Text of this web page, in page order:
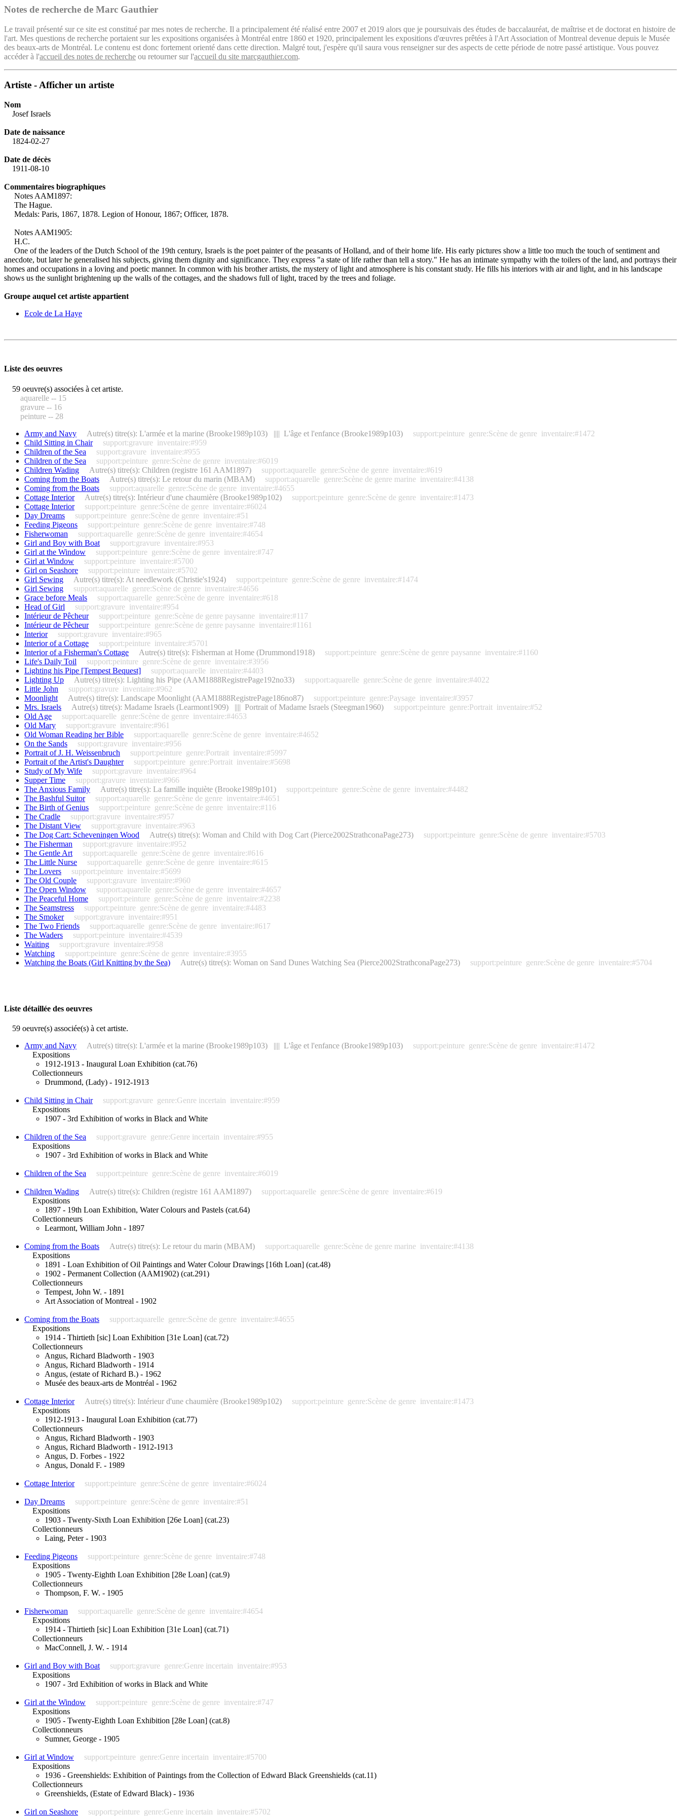
Notes de recherche de Marc Gauthier
Le travail présenté sur ce site est constitué par mes notes de recherche. Il a principalement été réalisé entre 2007 et 2019 alors que je poursuivais des études de baccalauréat, de maîtrise et de doctorat en histoire de
l'art. Mes questions de recherche portaient sur les expositions organisées à Montréal entre 1860 et 1920, principalement les expositions d'œuvres prêtées à l'Art Association of Montreal devenue depuis le Musée
des beaux-arts de Montréal. Le contenu est donc fortement orienté dans cette direction. Malgré tout, j'espère qu'il saura vous renseigner sur des aspects de cette période de notre passé artistique. Vous pouvez
accéder à l'accueil des notes de recherche ou retourner sur l'accueil du site marcgauthier.com.
Artiste - Afficher un artiste
Nom
Josef Israels
Date de naissance
1824-02-27
Date de décès
1911-08-10
Commentaires biographiques
Notes AAM1897:
The Hague.
Medals: Paris, 1867, 1878. Legion of Honour, 1867; Officer, 1878.
Notes AAM1905:
H.C.
One of the leaders of the Dutch School of the 19th century, Israels is the poet painter of the peasants of Holland, and of their home life. His early pictures show a little too much the touch of sentiment and
anecdote, but later he generalised his subjects, giving them dignity and significance. They express "a state of life rather than tell a story." He has an intimate sympathy with the toilers of the land, and portrays their
homes and occupations in a loving and poetic manner. In common with his brother artists, the mystery of light and atmosphere is his constant study. He fills his interiors with air and light, and in his landscape
shows us the sunlight brightening up the walls of the cottages, and the shadows full of light, traced by the trees and foliage.
Groupe auquel cet artiste appartient
Ecole de La Haye
Liste des oeuvres
59 oeuvre(s) associées à cet artiste.
aquarelle -- 15
gravure -- 16
peinture -- 28
Army and Navy
Autre(s) titre(s): L'armée et la marine (Brooke1989p103) |||| L'âge et l'enfance (Brooke1989p103) support:peinture genre:Scène de genre inventaire:#1472
Child Sitting in Chair
support:gravure inventaire:#959
Children of the Sea
support:gravure inventaire:#955
Children of the Sea
support:peinture genre:Scène de genre inventaire:#6019
Children Wading
Autre(s) titre(s): Children (registre 161 AAM1897) support:aquarelle genre:Scène de genre inventaire:#619
Coming from the Boats
Autre(s) titre(s): Le retour du marin (MBAM) support:aquarelle genre:Scène de genre marine inventaire:#4138
Coming from the Boats
support:aquarelle genre:Scène de genre inventaire:#4655
Cottage Interior
Autre(s) titre(s): Intérieur d'une chaumière (Brooke1989p102) support:peinture genre:Scène de genre inventaire:#1473
Cottage Interior
support:peinture genre:Scène de genre inventaire:#6024
Day Dreams
support:peinture genre:Scène de genre inventaire:#51
Feeding Pigeons
support:peinture genre:Scène de genre inventaire:#748
Fisherwoman
support:aquarelle genre:Scène de genre inventaire:#4654
Girl and Boy with Boat
support:gravure inventaire:#953
Girl at the Window
support:peinture genre:Scène de genre inventaire:#747
Girl at Window
support:peinture inventaire:#5700
Girl on Seashore
support:peinture inventaire:#5702
Girl Sewing
Autre(s) titre(s): At needlework (Christie's1924) support:peinture genre:Scène de genre inventaire:#1474
Girl Sewing
support:aquarelle genre:Scène de genre inventaire:#4656
Grace before Meals
support:aquarelle genre:Scène de genre inventaire:#618
Head of Girl
support:gravure inventaire:#954
Intérieur de Pêcheur
support:peinture genre:Scène de genre paysanne inventaire:#117
Intérieur de Pêcheur
support:peinture genre:Scène de genre paysanne inventaire:#1161
Interior
support:gravure inventaire:#965
Interior of a Cottage
support:peinture inventaire:#5701
Interior of a Fisherman's Cottage
Autre(s) titre(s): Fisherman at Home (Drummond1918) support:peinture genre:Scène de genre paysanne inventaire:#1160
Life's Daily Toil
support:peinture genre:Scène de genre inventaire:#3956
Lighting his Pipe [Tempest Bequest]
support:aquarelle inventaire:#4403
Lighting Up
Autre(s) titre(s): Lighting his Pipe (AAM1888RegistrePage192no33) support:aquarelle genre:Scène de genre inventaire:#4022
Little John
support:gravure inventaire:#962
Moonlight
Autre(s) titre(s): Landscape Moonlight (AAM1888RegistrePage186no87) support:peinture genre:Paysage inventaire:#3957
Mrs. Israels
Autre(s) titre(s): Madame Israels (Learmont1909) |||| Portrait of Madame Israels (Steegman1960) support:peinture genre:Portrait inventaire:#52
Old Age
support:aquarelle genre:Scène de genre inventaire:#4653
Old Mary
support:gravure inventaire:#961
Old Woman Reading her Bible
support:aquarelle genre:Scène de genre inventaire:#4652
On the Sands
support:gravure inventaire:#956
Portrait of J. H. Weissenbruch
support:peinture genre:Portrait inventaire:#5997
Portrait of the Artist's Daughter
support:peinture genre:Portrait inventaire:#5698
Study of My Wife
support:gravure inventaire:#964
Supper Time
support:gravure inventaire:#966
The Anxious Family
Autre(s) titre(s): La famille inquiète (Brooke1989p101) support:peinture genre:Scène de genre inventaire:#4482
The Bashful Suitor
support:aquarelle genre:Scène de genre inventaire:#4651
The Birth of Genius
support:peinture genre:Scène de genre inventaire:#116
The Cradle
support:gravure inventaire:#957
The Distant View
support:gravure inventaire:#963
The Dog Cart: Scheveningen Wood
Autre(s) titre(s): Woman and Child with Dog Cart (Pierce2002StrathconaPage273) support:peinture genre:Scène de genre inventaire:#5703
The Fisherman
support:gravure inventaire:#952
The Gentle Art
support:aquarelle genre:Scène de genre inventaire:#616
The Little Nurse
support:aquarelle genre:Scène de genre inventaire:#615
The Lovers
support:peinture inventaire:#5699
The Old Couple
support:gravure inventaire:#960
The Open Window
support:aquarelle genre:Scène de genre inventaire:#4657
The Peaceful Home
support:peinture genre:Scène de genre inventaire:#2238
The Seamstress
support:peinture genre:Scène de genre inventaire:#4483
The Smoker
support:gravure inventaire:#951
The Two Friends
support:aquarelle genre:Scène de genre inventaire:#617
The Waders
support:peinture inventaire:#4539
Waiting
support:gravure inventaire:#958
Watching
support:peinture genre:Scène de genre inventaire:#3955
Watching the Boats (Girl Knitting by the Sea)
Autre(s) titre(s): Woman on Sand Dunes Watching Sea (Pierce2002StrathconaPage273) support:peinture genre:Scène de genre inventaire:#5704
Liste détaillée des oeuvres
59 oeuvre(s) associée(s) à cet artiste.
Army and Navy
Autre(s) titre(s): L'armée et la marine (Brooke1989p103) |||| L'âge et l'enfance (Brooke1989p103) support:peinture genre:Scène de genre inventaire:#1472
Expositions
1912-1913 - Inaugural Loan Exhibition (cat.76)
Collectionneurs
Drummond, (Lady) - 1912-1913
Child Sitting in Chair support:gravure genre:Genre incertain inventaire:#959
Expositions
1907 - 3rd Exhibition of works in Black and White
Children of the Sea support:gravure genre:Genre incertain inventaire:#955
Expositions
1907 - 3rd Exhibition of works in Black and White
Children of the Sea support:peinture genre:Scène de genre inventaire:#6019
Children Wading Autre(s) titre(s): Children (registre 161 AAM1897) support:aquarelle genre:Scène de genre inventaire:#619
Expositions
1897 - 19th Loan Exhibition, Water Colours and Pastels (cat.64)
Collectionneurs
Learmont, William John - 1897
Coming from the Boats Autre(s) titre(s): Le retour du marin (MBAM) support:aquarelle genre:Scène de genre marine inventaire:#4138
Expositions
1891 - Loan Exhibition of Oil Paintings and Water Colour Drawings [16th Loan] (cat.48)
1902 - Permanent Collection (AAM1902) (cat.291)
Collectionneurs
Tempest, John W. - 1891
Art Association of Montreal - 1902
Coming from the Boats support:aquarelle genre:Scène de genre inventaire:#4655
Expositions
1914 - Thirtieth [sic] Loan Exhibition [31e Loan] (cat.72)
Collectionneurs
Angus, Richard Bladworth - 1903
Angus, Richard Bladworth - 1914
Angus, (estate of Richard B.) - 1962
Musée des beaux-arts de Montréal - 1962
Cottage Interior Autre(s) titre(s): Intérieur d'une chaumière (Brooke1989p102) support:peinture genre:Scène de genre inventaire:#1473
Expositions
1912-1913 - Inaugural Loan Exhibition (cat.77)
Collectionneurs
Angus, Richard Bladworth - 1903
Angus, Richard Bladworth - 1912-1913
Angus, D. Forbes - 1922
Angus, Donald F. - 1989
Cottage Interior support:peinture genre:Scène de genre inventaire:#6024
Day Dreams support:peinture genre:Scène de genre inventaire:#51
Expositions
1903 - Twenty-Sixth Loan Exhibition [26e Loan] (cat.23)
Collectionneurs
Laing, Peter - 1903
Feeding Pigeons support:peinture genre:Scène de genre inventaire:#748
Expositions
1905 - Twenty-Eighth Loan Exhibition [28e Loan] (cat.9)
Collectionneurs
Thompson, F. W. - 1905
Fisherwoman support:aquarelle genre:Scène de genre inventaire:#4654
Expositions
1914 - Thirtieth [sic] Loan Exhibition [31e Loan] (cat.71)
Collectionneurs
MacConnell, J. W. - 1914
Girl and Boy with Boat support:gravure genre:Genre incertain inventaire:#953
Expositions
1907 - 3rd Exhibition of works in Black and White
Girl at the Window support:peinture genre:Scène de genre inventaire:#747
Expositions
1905 - Twenty-Eighth Loan Exhibition [28e Loan] (cat.8)
Collectionneurs
Sumner, George - 1905
Girl at Window support:peinture genre:Genre incertain inventaire:#5700
Expositions
1936 - Greenshields: Exhibition of Paintings from the Collection of Edward Black Greenshields (cat.11)
Collectionneurs
Greenshields, (Estate of Edward Black) - 1936
Girl on Seashore support:peinture genre:Genre incertain inventaire:#5702